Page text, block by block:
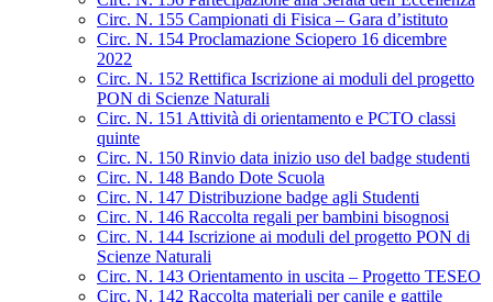
Circ. N. 155 Campionati di Fisica – Gara d’istituto
Circ. N. 154 Proclamazione Sciopero 16 dicembre
2022
Circ. N. 152 Rettifica Iscrizione ai moduli del progetto
PON di Scienze Naturali
Circ. N. 151 Attività di orientamento e PCTO classi
quinte
Circ. N. 150 Rinvio data inizio uso del badge studenti
Circ. N. 148 Bando Dote Scuola
Circ. N. 147 Distribuzione badge agli Studenti
Circ. N. 146 Raccolta regali per bambini bisognosi
Circ. N. 144 Iscrizione ai moduli del progetto PON di
Scienze Naturali
Circ. N. 143 Orientamento in uscita – Progetto TESEO
Circ. N. 142 Raccolta materiali per canile e gattile